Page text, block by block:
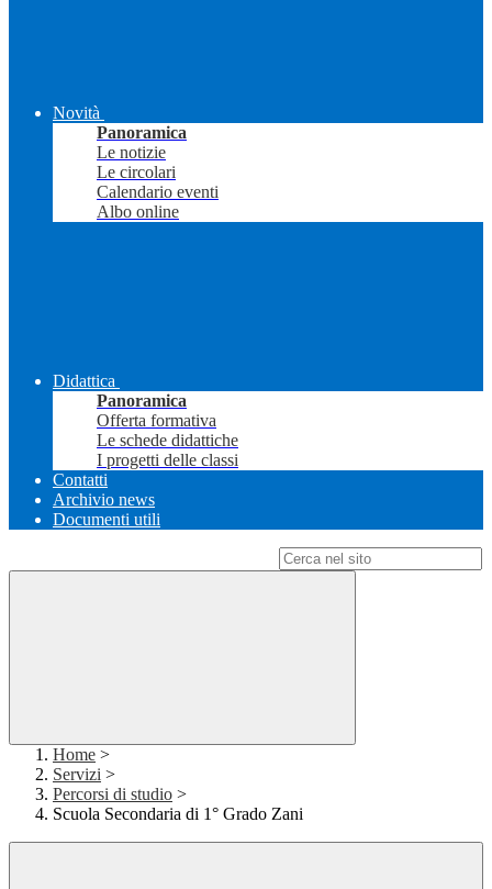
Novità
Panoramica
Le notizie
Le circolari
Calendario eventi
Albo online
Didattica
Panoramica
Offerta formativa
Le schede didattiche
I progetti delle classi
Contatti
Archivio news
Documenti utili
Home >
Servizi >
Percorsi di studio >
Scuola Secondaria di 1° Grado Zani